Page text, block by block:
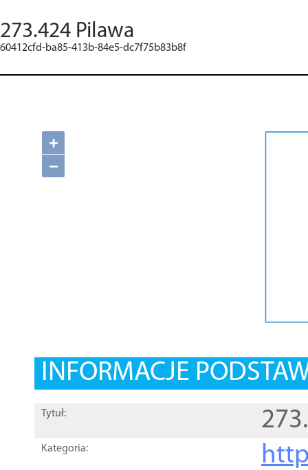
273.424 Pilawa
60412cfd-ba85-413b-84e5-dc7f75b83b8f
+
−
INFORMACJE
Tytuł:
Kategoria: